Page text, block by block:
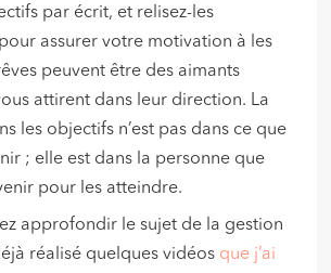
par écrit, et relisez-les
assurer votre motivation à les
peuvent être des aimants
attirent dans leur direction. La
les objectifs n’est pas dans ce que
; elle est dans la personne que
pour les atteindre.
approfondir le sujet de la gestion
réalisé quelques vidéos que j’ai